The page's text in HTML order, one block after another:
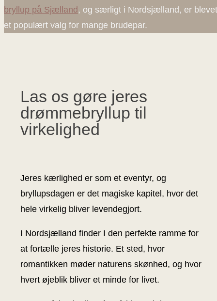
bryllup på Sjælland , og særligt i Nordsjælland, er blevet
et populært valg for mange brudepar.
Las os gøre jeres
drømmebryllup til
virkelighed
Jeres kærlighed er som et eventyr, og
bryllupsdagen er det magiske kapitel, hvor det
hele virkelig bliver levendegjort.
I Nordsjælland finder I den perfekte ramme for
at fortælle jeres historie. Et sted, hvor
romantikken møder naturens skønhed, og hvor
hvert øjeblik bliver et minde for livet.